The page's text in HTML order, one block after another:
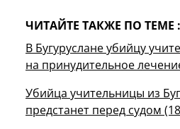
ЧИТАЙТЕ ТАКЖЕ ПО ТЕМЕ :
В Бугуруслане убийцу
на принудительное
Убийца учительницы из
предстанет перед судом